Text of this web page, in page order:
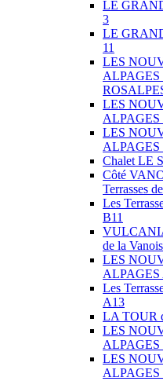
LE
3
LE
11
LES
ALPAGES
LES
ALPAGES
LES
ALPAGES
Chalet LE
Côté
Terrasses
Les
B11
de la
LES
ALPAGES
Les
A13
LA TOUR
LES
ALPAGES
LES
ALPAGES